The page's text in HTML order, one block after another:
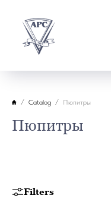
Catalog Пюпитры
Пюпитры
Filters